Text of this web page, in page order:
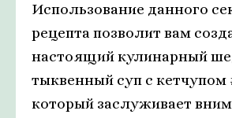
Использование данного
рецепта позволит вам
настоящий кулинарный
тыквенный суп с кетчупом
который заслуживает